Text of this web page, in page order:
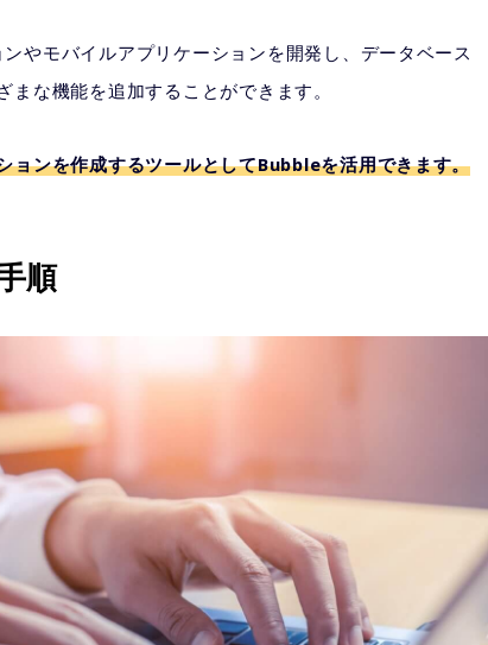
やモバイルアプリケーションを開発し、データベース
な機能を追加することができます。
ョンを作成するツールとしてBubbleを活用できます。
順